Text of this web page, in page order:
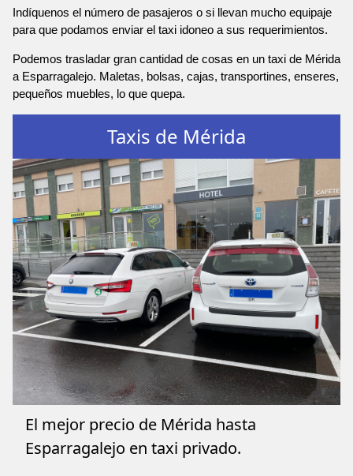
Indíquenos el número de pasajeros o si llevan mucho equipaje
para que podamos enviar el taxi idoneo a sus requerimientos.
Podemos trasladar gran cantidad de cosas en un taxi de Mérida
a Esparragalejo. Maletas, bolsas, cajas, transportines, enseres,
pequeños muebles, lo que quepa.
Taxis de Mérida
El mejor precio de Mérida hasta
Esparragalejo en taxi privado.